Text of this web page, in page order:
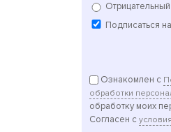
Подписаться
Ознакомлен с
обработки
обработку моих
Согласен с